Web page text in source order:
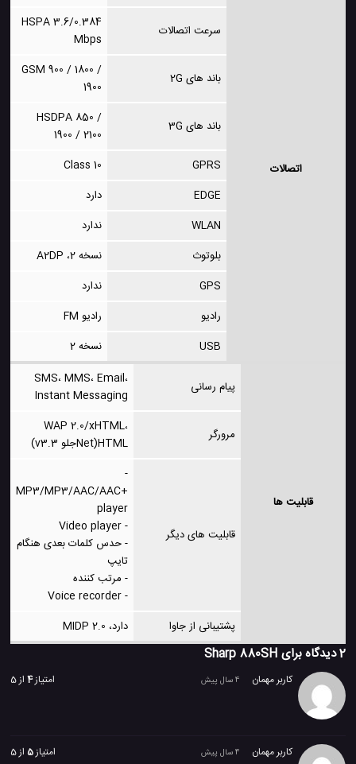
اتصالات
سرعت اتصالات
HSPA 3.6/0.384
Mbps
باند های 2G
GSM 900 / 1800 /
1900
باند های 3G
HSDPA 850 /
1900 / 2100
GPRS
Class 10
EDGE
دارد
WLAN
ندارد
بلوتوث
نسخه 2، A2DP
GPS
ندارد
رادیو
رادیو FM
USB
نسخه 2
قابلیت ها
پیام رسانی
SMS، MMS، Email،
Instant Messaging
مرورگر
WAP 2.0/xHTML،
HTML(Netجلو v3.3)
قابلیت های دیگر
-
MP3/MP3/AAC/AAC+
player
- Video player
- حدس کلمات بعدی هنگام
تایپ
- مرتب کننده
- Voice recorder
پشتیبانی از جاوا
دارد، MIDP 2.0
2 دیدگاه برای Sharp 880SH
امتیاز4 از 5 کاربر مهمان 4 سال پیش
امتیاز5 از 5 کاربر مهمان 4 سال پیش